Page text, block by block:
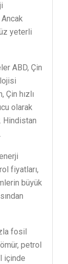
yeterli
ABD, Çin
Çin hızlı
olarak
Hindistan
fiyatları,
büyük
fosil
petrol
içinde